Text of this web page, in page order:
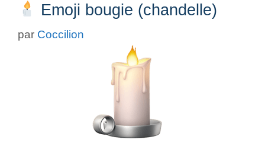
Emoji bougie (chandelle)
par Coccilion